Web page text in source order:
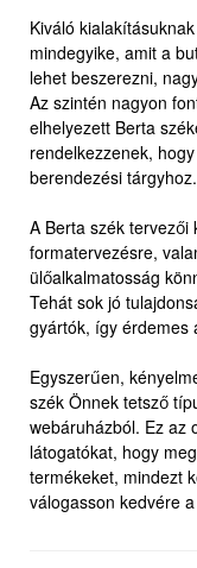
Kiváló
mindegyike, amit a
lehet beszerezni,
Az szintén nagyon
elhelyezett Berta
rendelkezzenek,
berendezési tárgyhoz.
A Berta szék tervezői
formatervezésre,
ülőalkalmatosság
Tehát sok jó
gyártók, így érdemes
Egyszerűen,
szék Önnek tetsző
webáruházból. Ez az
látogatókat, hogy
termékeket, mindezt
válogasson kedvére